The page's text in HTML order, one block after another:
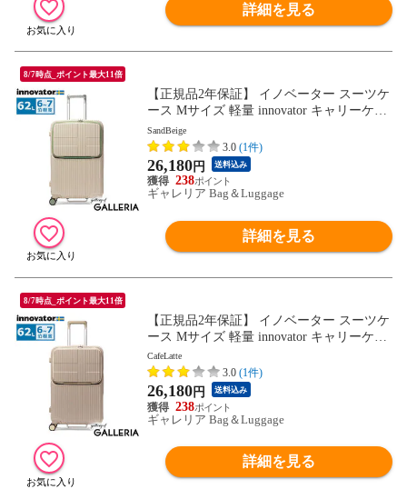
詳細を見る
8/7時点_ポイント最大11倍
【正規品2年保証】 イノベーター スーツケ
ース Mサイズ 軽量 innovator キャリーケー
ス suitcase ストッパー フロントポケット キ
ャリーバッグ PC 静音 TSAロック 旅行 6泊
7泊 Extreme Journey 62L Middle INV60
SandBeige
3.0 (1件)
26,180円 送料込み
238
ギャレリア Bag＆Luggage
詳細を見る
8/7時点_ポイント最大11倍
【正規品2年保証】 イノベーター スーツケ
ース Mサイズ 軽量 innovator キャリーケー
ス suitcase ストッパー フロントポケット キ
ャリーバッグ PC 静音 TSAロック 旅行 6泊
7泊 Extreme Journey 62L Middle INV60
CafeLatte
3.0 (1件)
26,180円 送料込み
238
ギャレリア Bag＆Luggage
詳細を見る